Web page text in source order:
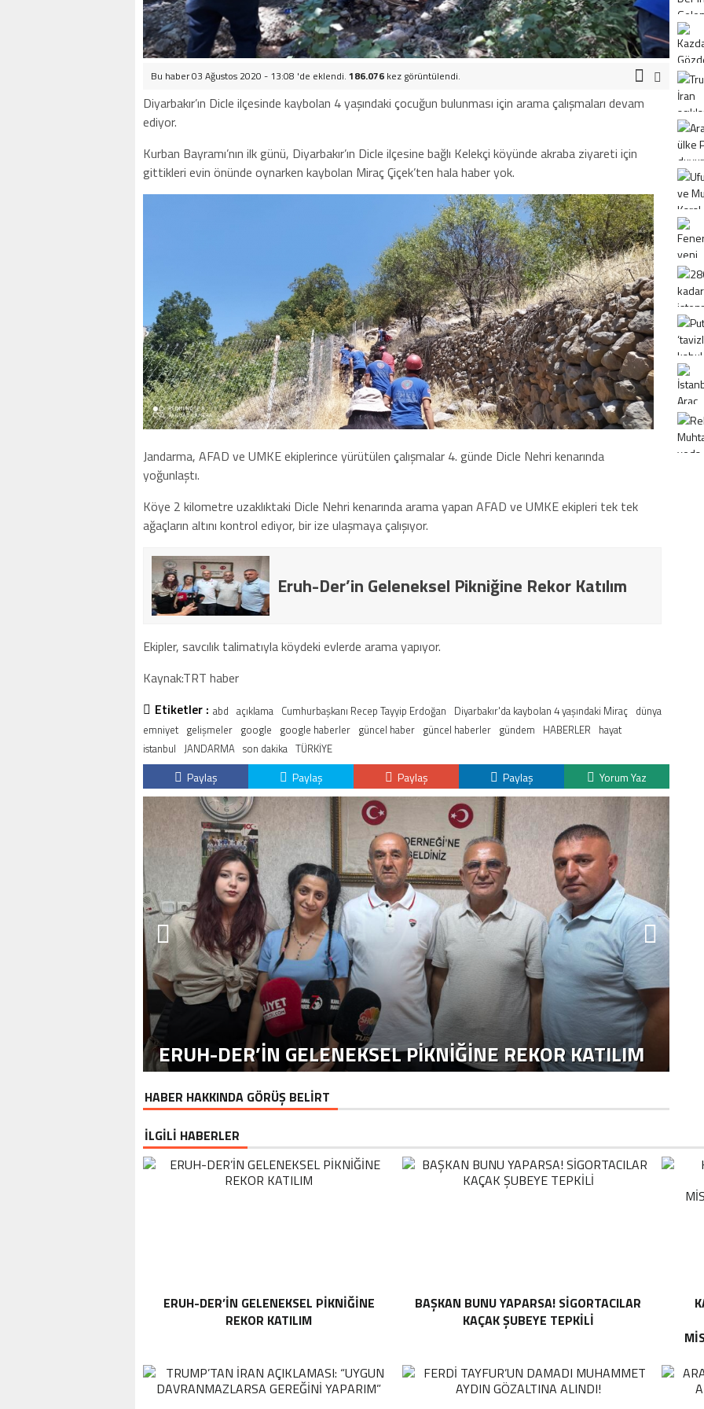
Bu haber 03 Ağustos 2020 - 13:08 'de eklendi. 186.076 kez görüntülendi.
Diyarbakır’ın Dicle ilçesinde kaybolan 4 yaşındaki çocuğun bulunması için arama çalışmaları devam
ediyor.
Kurban Bayramı’nın ilk günü, Diyarbakır’ın Dicle ilçesine bağlı Kelekçi köyünde akraba ziyareti için
gittikleri evin önünde oynarken kaybolan Miraç Çiçek’ten hala haber yok.
Jandarma, AFAD ve UMKE ekiplerince yürütülen çalışmalar 4. günde Dicle Nehri kenarında
yoğunlaştı.
Köye 2 kilometre uzaklıktaki Dicle Nehri kenarında arama yapan AFAD ve UMKE ekipleri tek tek
ağaçların altını kontrol ediyor, bir ize ulaşmaya çalışıyor.
Eruh-Der’in Geleneksel Pikniğine Rekor Katılım
Ekipler, savcılık talimatıyla köydeki evlerde arama yapıyor.
Kaynak:TRT haber
Etiketler : abd açıklama Cumhurbaşkanı Recep Tayyip Erdoğan Diyarbakır'da kaybolan 4 yaşındaki Miraç dünya
emniyet gelişmeler google google haberler güncel haber güncel haberler gündem HABERLER hayat
istanbul JANDARMA son dakika TÜRKİYE
Paylaş Paylaş Paylaş Paylaş Yorum Yaz
ERUH-DER’IN GELENEKSEL PIKNIĞINE REKOR KATILIM
HABER HAKKINDA GÖRÜŞ BELİRT
İLGİLİ HABERLER
ERUH-DER’IN GELENEKSEL PIKNIĞINE
REKOR KATILIM
BAŞKAN BUNU YAPARSA! SIGORTACILAR
KAÇAK ŞUBEYE TEPKILI